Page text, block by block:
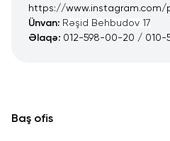
https://www.instagram.com/
Ünvan: Rəşid Behbudov 17
Əlaqə: 012-598-00-20 / 010-
Baş ofis